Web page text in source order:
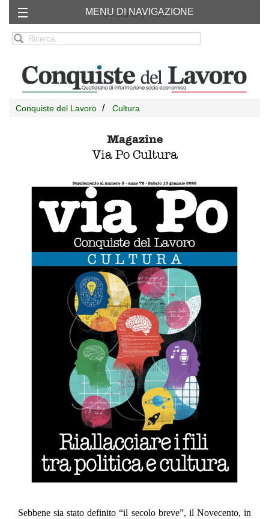
Chi siamo RSS
MENU DI NAVIGAZIONE
Conquiste del Lavoro Cultura
Magazine
Via Po Cultura
Sebbene sia stato definito “il secolo breve”, il Novecento, in